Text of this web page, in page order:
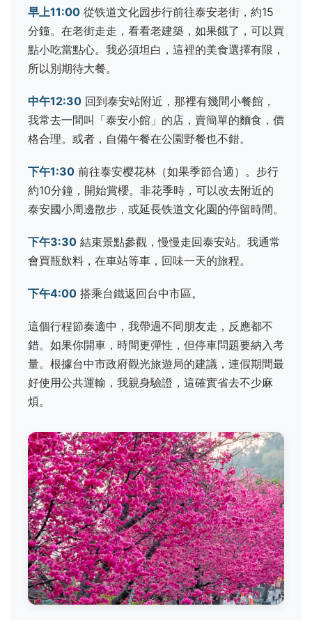
早上11:00 從铁道文化园步行前往泰安老街，約15
分鐘。在老街走走，看看老建築，如果餓了，可以買
點小吃當點心。我必須坦白，這裡的美食選擇有限，
所以別期待大餐。
中午12:30 回到泰安站附近，那裡有幾間小餐館，
我常去一間叫「泰安小館」的店，賣簡單的麵食，價
格合理。或者，自備午餐在公園野餐也不錯。
下午1:30 前往泰安樱花林（如果季節合適）。步行
約10分鐘，開始賞櫻。非花季時，可以改去附近的
泰安國小周邊散步，或延長铁道文化園的停留時間。
下午3:30 結束景點參觀，慢慢走回泰安站。我通常
會買瓶飲料，在車站等車，回味一天的旅程。
下午4:00 搭乘台鐵返回台中市區。
這個行程節奏適中，我帶過不同朋友走，反應都不
錯。如果你開車，時間更彈性，但停車問題要納入考
量。根據台中市政府觀光旅遊局的建議，連假期間最
好使用公共運輸，我親身驗證，這確實省去不少麻
煩。